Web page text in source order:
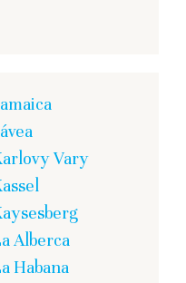
Vary
Alberca
Habana